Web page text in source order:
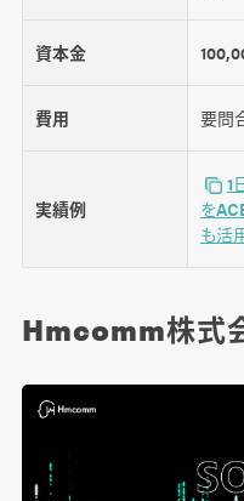
資本金
費用 要問
実績例
1
を
も活
Hmcomm株式